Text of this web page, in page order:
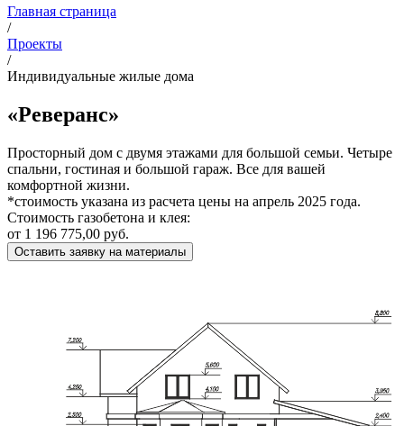
Главная страница
/
Проекты
/
Индивидуальные жилые дома
«Реверанс»
Просторный дом с двумя этажами для большой семьи. Четыре
спальни, гостиная и большой гараж. Все для вашей
комфортной жизни.
*стоимость указана из расчета цены на апрель 2025 года.
Стоимость газобетона и клея:
от 1 196 775,00 руб.
Оставить заявку на материалы